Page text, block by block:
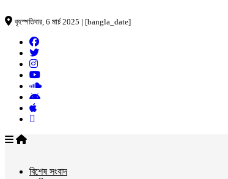
বৃহস্পতিবার, 6 মার্চ 2025 | [bangla_date]
বিশেষ সংবাদ